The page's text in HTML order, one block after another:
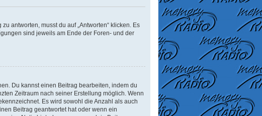
antworten, musst du auf „Antworten“ klicken. Es
sind jeweils am Ende der Foren- und der
Du kannst einen Beitrag bearbeiten, indem du
Zeitraum nach seiner Erstellung möglich. Wenn
Es wird sowohl die Anzahl als auch
Beitrag geantwortet hat oder wenn ein